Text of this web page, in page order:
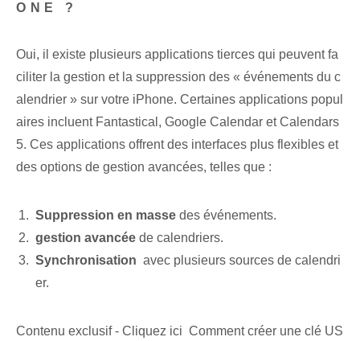
ONE ?
Oui, il existe plusieurs applications tierces qui peuvent fa
ciliter la gestion et la suppression des « événements du c
alendrier » sur votre iPhone. Certaines applications popul
aires incluent Fantastical, Google Calendar et Calendars
5. Ces applications offrent des interfaces plus flexibles et
des options de gestion avancées, telles que :
Suppression en masse des événements.
gestion avancée de calendriers.
Synchronisation ​ avec plusieurs sources de calendri
er.
Contenu exclusif - Cliquez ici Comment créer une clé US